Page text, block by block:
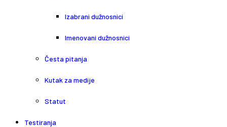
Izabrani dužnosnici
Imenovani dužnosnici
Česta pitanja
Kutak za medije
Statut
Testiranja